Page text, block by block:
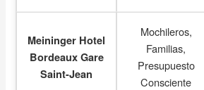
Meininger Hotel
Bordeaux Gare
Saint-Jean
Mochileros,
Familias,
Presupuesto
Consciente